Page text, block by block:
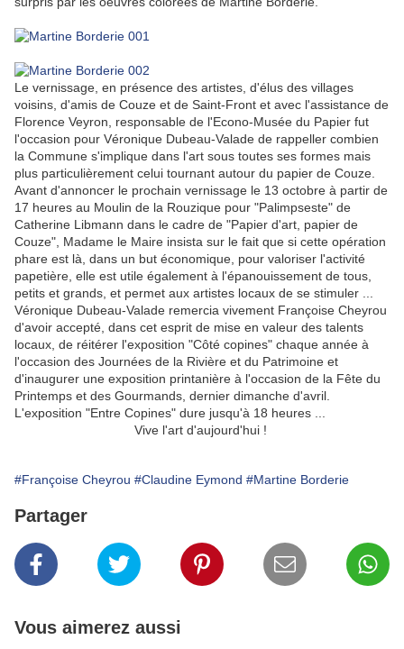
Le vernissage, en présence des artistes, d'élus des villages
voisins, d'amis de Couze et de Saint-Front et avec l'assistance de
Florence Veyron, responsable de l'Econo-Musée du Papier fut
l'occasion pour Véronique Dubeau-Valade de rappeller combien
la Commune s'implique dans l'art sous toutes ses formes mais
plus particulièrement celui tournant autour du papier de Couze.
Avant d'annoncer le prochain vernissage le 13 octobre à partir de
17 heures au Moulin de la Rouzique pour "Palimpseste" de
Catherine Libmann dans le cadre de "Papier d'art, papier de
Couze", Madame le Maire insista sur le fait que si cette opération
phare est là, dans un but économique, pour valoriser l'activité
papetière, elle est utile également à l'épanouissement de tous,
petits et grands, et permet aux artistes locaux de se stimuler ...
Véronique Dubeau-Valade remercia vivement Françoise Cheyrou
d'avoir accepté, dans cet esprit de mise en valeur des talents
locaux, de réitérer l'exposition "Côté copines" chaque année à
l'occasion des Journées de la Rivière et du Patrimoine et
d'inaugurer une exposition printanière à l'occasion de la Fête du
Printemps et des Gourmands, dernier dimanche d'avril.
L'exposition "Entre Copines" dure jusqu'à 18 heures ...
Vive l'art d'aujourd'hui !
#Françoise Cheyrou #Claudine Eymond #Martine Borderie
Partager
Vous aimerez aussi